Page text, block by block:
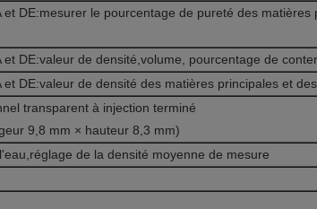
DE:mesurer le pourcentage de pureté des matières
DE:valeur de densité,volume, pourcentage de
DE:valeur de densité des matières principales et
transparent à injection terminé
9,8 mm × hauteur 8,3 mm)
de la densité moyenne de mesure